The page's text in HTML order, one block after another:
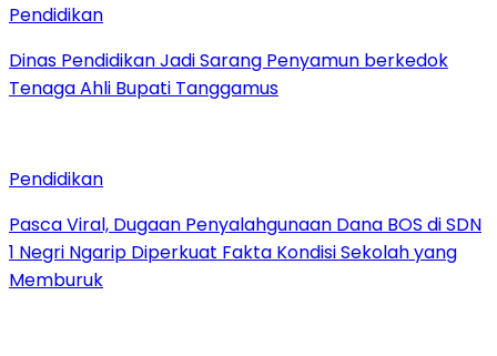
Pendidikan
Dinas Pendidikan Jadi Sarang Penyamun berkedok
Tenaga Ahli Bupati Tanggamus
Pendidikan
Pasca Viral, Dugaan Penyalahgunaan Dana BOS di SDN
1 Negri Ngarip Diperkuat Fakta Kondisi Sekolah yang
Memburuk